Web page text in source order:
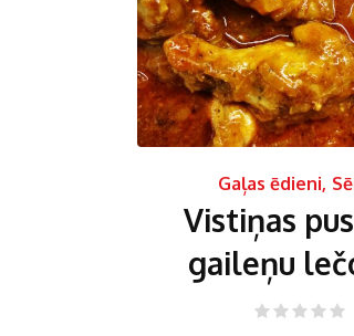
Gaļas ēdieni,
Vistiņas
gaileņu